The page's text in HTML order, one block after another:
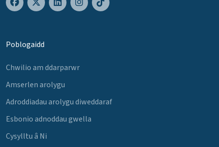
Poblogaidd
Chwilio am ddarparwr
Amserlen arolygu
Adroddiadau arolygu diweddaraf
Esbonio adnoddau gwella
Cysylltu â Ni